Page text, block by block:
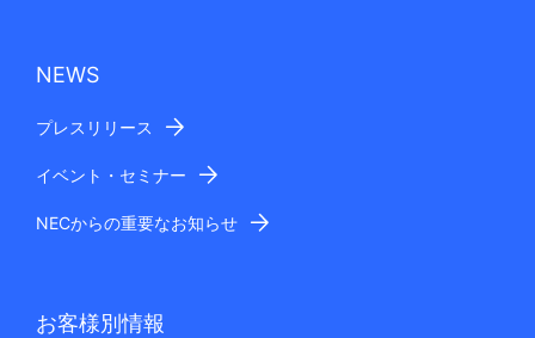
NEWS
プレスリリース
イベント・セミナー
NECからの重要なお知らせ
お客様別情報